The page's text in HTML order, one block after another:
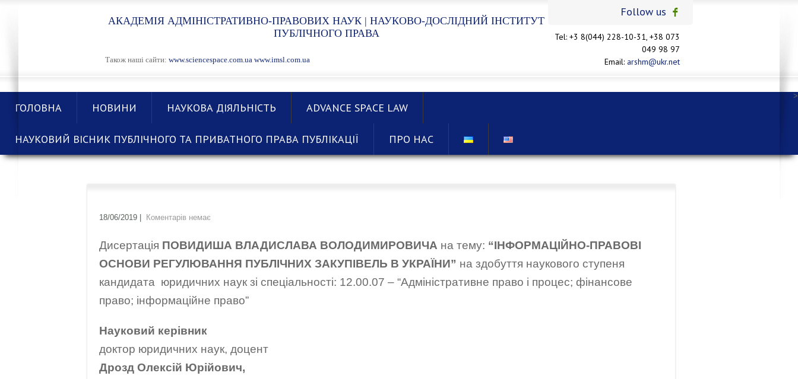
АКАДЕМІЯ АДМІНІСТРАТИВНО-ПРАВОВИХ НАУК | НАУКОВО-ДОСЛІДНИЙ ІНСТИТУТ
ПУБЛІЧНОГО ПРАВА
Також наші сайти: www.sciencespace.com.ua www.imsl.com.ua
Follow us
Tel: +3 8(044) 228-10-31, +38 073
049 98 97
Email: arshm@ukr.net
ГОЛОВНА НОВИНИ НАУКОВА ДІЯЛЬНІСТЬ ADVANCE SPACE LAW
НАУКОВИЙ ВІСНИК ПУБЛІЧНОГО ТА ПРИВАТНОГО ПРАВА ПУБЛІКАЦІЇ ПРО НАС
>
18/06/2019 Коментарів немає
Дисертація ПОВИДИША ВЛАДИСЛАВА ВОЛОДИМИРОВИЧА на тему: “ІНФОРМАЦІЙНО-ПРАВОВІ
ОСНОВИ РЕГУЛЮВАННЯ ПУБЛІЧНИХ ЗАКУПІВЕЛЬ В УКРАЇНИ” на здобуття наукового ступеня
кандидата юридичних наук зі спеціальності: 12.00.07 – “Адміністративне право і процес; фінансове
право; інформаційне право”
Науковий керівник
доктор юридичних наук, доцент
Дрозд Олексій Юрійович,